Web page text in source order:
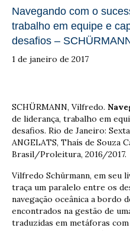
Navegando com o
trabalho em equipe e
desafios –
1 de janeiro de 2017
SCHÜRMANN, Vilfredo.
de liderança, trabalho em
desafios. Rio de Janeiro:
ANGELATS, Thaís de Souza
Brasil/Proleitura, 2016/2017.
Vilfredo Schürmann, em seu
traça um paralelo entre os
navegação oceânica a bordo
encontrados na gestão de
traduzidas em metáforas